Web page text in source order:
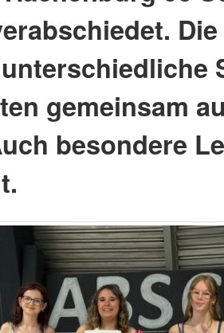
gemeinsam
besondere